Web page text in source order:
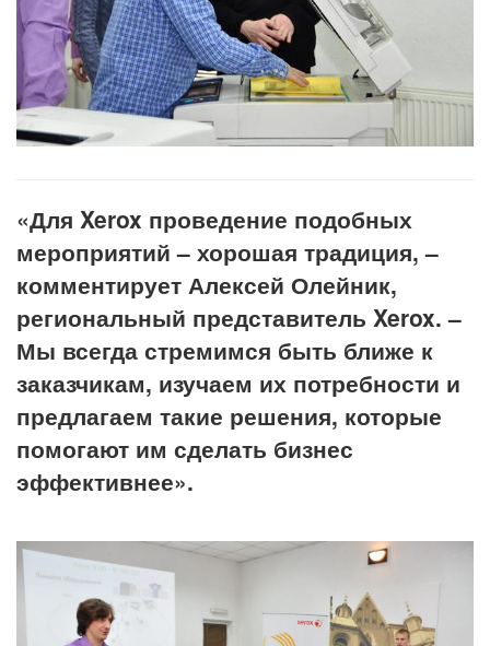
«Для Xerox проведение подобных
мероприятий – хорошая традиция, –
комментирует Алексей Олейник,
региональный представитель Xerox. –
Мы всегда стремимся быть ближе к
заказчикам, изучаем их потребности и
предлагаем такие решения, которые
помогают им сделать бизнес
эффективнее».